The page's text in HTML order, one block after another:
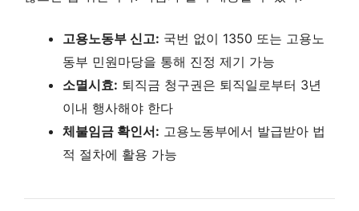
고용노동부 신고: 국번 없이 1350 또는 고용노
동부 민원마당을 통해 진정 제기 가능
소멸시효: 퇴직금 청구권은 퇴직일로부터 3년
이내 행사해야 한다
체불임금 확인서: 고용노동부에서 발급받아 법
적 절차에 활용 가능